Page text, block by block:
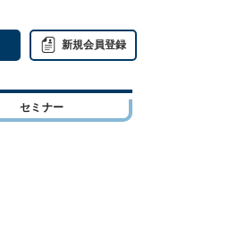
新規会員登録
セミナー